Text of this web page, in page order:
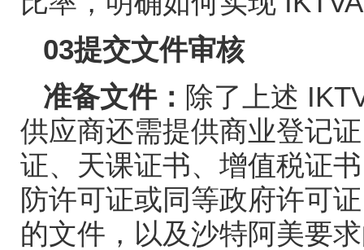
03提交文件审核
准备文件： 除了上述
供应商还需提供商业登记
证、天课证书、增值税证
防许可证或同等政府许可
的文件，以及沙特阿美要